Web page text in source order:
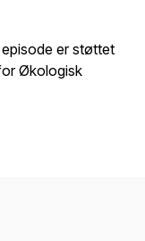
er støttet
Økologisk